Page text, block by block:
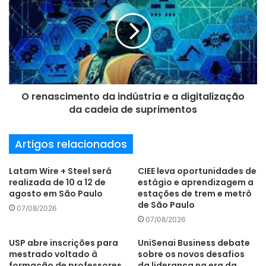
da Universidade Federal de Uberlândia (UFU); Raílson
Bolsoni Falcão, do IPT; Fernando Landgraf, da Escola
Politécnica da Universidade de São Paulo (USP); e Ronnie
Rego, do Instituto Tecnológico de Aeronáutica (ITA), todas
instituições participantes do hub.
http://bit.ly/Manufatura_Aditiva_Metais_IPT
curso online Hub Brasil
manufatura aditiva
e
m
a
i
l
O renascimento da indústria e a digitalização
da cadeia de suprimentos
Artigos relacionados
Latam Wire + Steel será
realizada de 10 a 12 de
agosto em São Paulo
07/08/2026
CIEE leva oportunidades de
estágio e aprendizagem a
estações de trem e metrô
de São Paulo
07/08/2026
USP abre inscrições para
mestrado voltado à
UniSenai Business debate
sobre os novos desafios